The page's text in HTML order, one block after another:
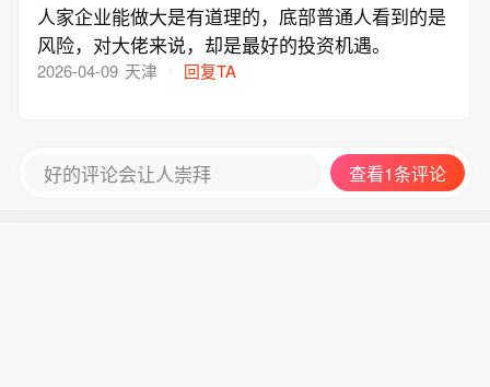
人家企业能做大是有道理的，底部普通人看到的是
风险，对大佬来说，却是最好的投资机遇。
2026-04-09 天津 回复TA
好的评论会让人崇拜 查看1条评论